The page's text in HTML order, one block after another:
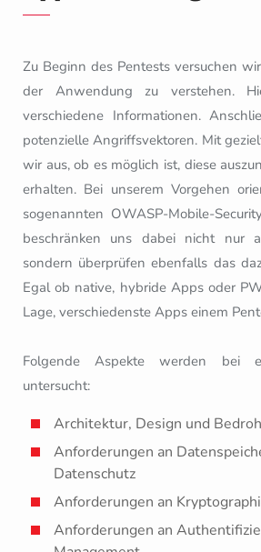
Zu Beginn des Pentests versuchen
der Anwendung zu verstehen.
verschiedene Informationen.
potenzielle Angriffsvektoren. Mit
wir aus, ob es möglich ist, diese
erhalten. Bei unserem Vorgehen
sogenannten OWASP-Mobile-
beschränken uns dabei nicht nur
sondern überprüfen ebenfalls das
Egal ob native, hybride Apps oder
Lage, verschiedenste Apps einem
Folgende Aspekte werden bei
untersucht:
Architektur, Design und
Anforderungen an
Datenschutz
Anforderungen an
Anforderungen an